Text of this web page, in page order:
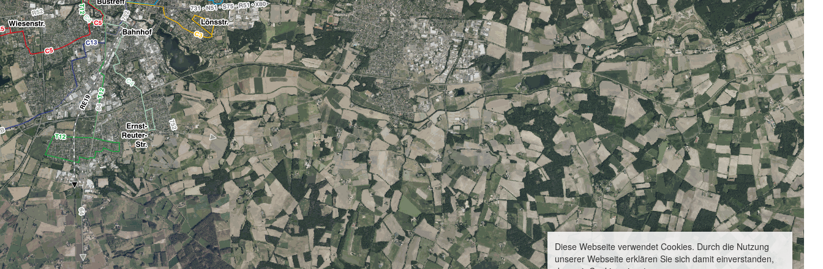
Diese Webseite verwendet Cookies. Durch die Nutzung
unserer Webseite erklären Sie sich damit einverstanden,